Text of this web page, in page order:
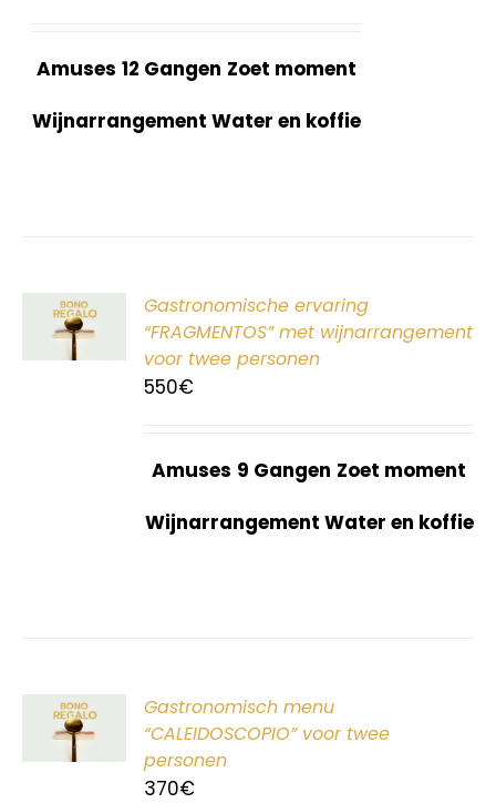
Amuses 12 Gangen Zoet moment
Wijnarrangement Water en koffie
Gastronomische ervaring
“FRAGMENTOS” met wijnarrangement
voor twee personen
550€
Amuses 9 Gangen Zoet moment
Wijnarrangement Water en koffie
Gastronomisch menu
“CALEIDOSCOPIO” voor twee
personen
370€